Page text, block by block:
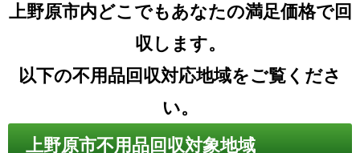
上野原市内どこでもあなたの満足価格で回
収します。
以下の不用品回収対応地域をご覧くださ
い。
上野原市不用品回収対象地域